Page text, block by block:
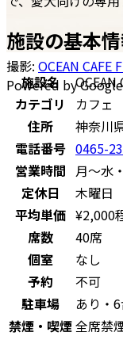
撮影: OCEAN
Powered by Google
施設の基本
施設名
カテゴリ
カフェ
住所
神奈川
電話番号 0465-
営業時間
月〜水
定休日
木曜日
平均単価 ¥2,000
席数
40席
個室
なし
予約
不可
駐車場
あり・
禁煙・喫煙全席禁